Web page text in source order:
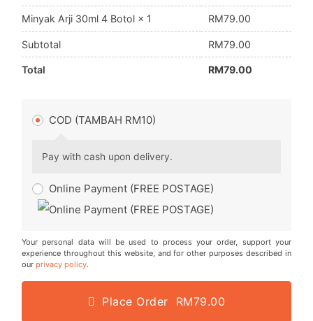
Minyak Arji 30ml 4 Botol × 1 RM79.00
Subtotal RM79.00
Total RM79.00
COD (TAMBAH RM10)
Pay with cash upon delivery.
Online Payment (FREE POSTAGE)
Your personal data will be used to process your order, support your
experience throughout this website, and for other purposes described in
our privacy policy.
Place Order RM79.00